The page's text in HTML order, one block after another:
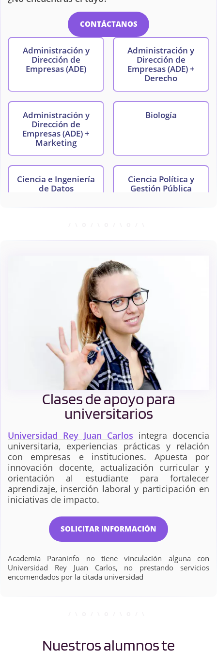
CONTÁCTANOS
Administración y
Dirección de
Empresas (ADE)
Administración y
Dirección de
Empresas (ADE) +
Derecho
Administración y
Dirección de
Empresas (ADE) +
Marketing
Biología
Ciencia e Ingeniería
de Datos
Ciencia Política y
Gestión Pública
(CyTA)
Servicios
Ciencia, Gestión e
Ingeniería de
Administración y
Dirección de
Empresas (ADE)
Ciencias Ambientales
Ciencias
Comunicación
Audiovisual
Contabilidad y
Finanzas
Criminología
Dirección y Gestión de
Empresas en el
Ámbito Digital
Diseño Integral y
Gestión de la Imagen
Videojuegos
Economía +
Periodismo
Economía Financiera y
Actuarial
Enfermería Farmacia
Arquitectura
Clases de apoyo para
universitarios
Universidad Rey Juan Carlos integra docencia
universitaria, experiencias prácticas y relación
con empresas e instituciones. Apuesta por
innovación docente, actualización curricular y
orientación al estudiante para fortalecer
aprendizaje, inserción laboral y participación en
iniciativas de impacto.
SOLICITAR INFORMACIÓN
Academia Paraninfo no tiene vinculación alguna con
Universidad Rey Juan Carlos, no prestando servicios
encomendados por la citada universidad
Nuestros alumnos te